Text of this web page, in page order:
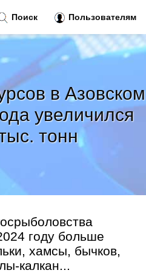
в Азовском
увеличился
тонн
году больше
хамсы, бычков,
калкан...
Поиск Пользователям